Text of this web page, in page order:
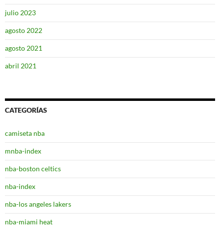
julio 2023
agosto 2022
agosto 2021
abril 2021
CATEGORÍAS
camiseta nba
mnba-index
nba-boston celtics
nba-index
nba-los angeles lakers
nba-miami heat